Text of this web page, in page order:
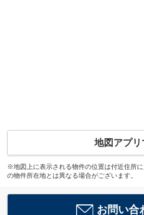
地図アプリ
※地図上に表示される物件の位置は付近住所
の物件所在地とは異なる場合がございます。
お問い合